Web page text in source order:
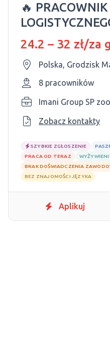
🔥
24.2 – 32 zł/za
Polska, Grodzisk
8 pracowników
Imani Group SP zoo
Zobacz kontakty
SZYBKIE ZGŁOSZENIE
PRACA OD TERAZ
BRAK DOŚWIADCZENIA
BEZ ZNAJOMOŚCI JĘZYKA
Aplikuj